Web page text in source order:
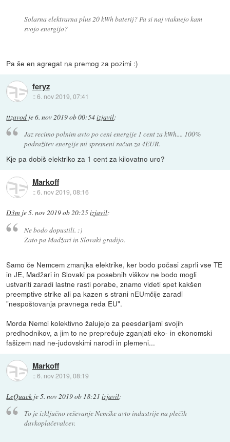
Solarna elektrarna plus 20 kWh baterij? Pa si naj vtaknejo kam
svojo energijo?
Pa še en agregat na premog za pozimi :)
feryz
::6. nov 2019, 07:41
ttzavod je6. nov 2019 ob 00:54izjavil:
Jaz recimo polnim avto po ceni energije 1 cent za kWh.... 100%
podražitev energije mi spremeni račun za 4EUR.
Kje pa dobiš elektriko za 1 cent za kilovatno uro?
Markoff
::6. nov 2019, 08:16
D3m je5. nov 2019 ob 20:25izjavil:
Ne bodo dopustili. :)
Zato pa Madžari in Slovaki gradijo.
Samo če Nemcem zmanjka elektrike, ker bodo počasi zaprli vse TE
in JE, Madžari in Slovaki pa posebnih viškov ne bodo mogli
ustvariti zaradi lastne rasti porabe, znamo videti spet kakšen
preemptive strike ali pa kazen s strani nEUmčije zaradi
"nespoštovanja pravnega reda EU".
Morda Nemci kolektivno žalujejo za peesdarijami svojih
predhodnikov, a jim to ne preprečuje zganjati eko- in ekonomski
fašizem nad ne-judovskimi narodi in plemeni...
Markoff
::6. nov 2019, 08:19
LeQuack je5. nov 2019 ob 18:21 izjavil:
To je izključno reševanje Nemške avto industrije na plečih
davkoplačevalcev.